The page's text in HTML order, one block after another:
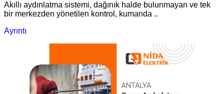
Akıllı aydınlatma sistemi, dağınık halde bulunmayan ve tek
bir merkezden yönetilen kontrol, kumanda ..
Ayrıntı